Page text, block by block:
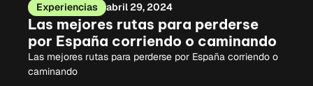
Experiencias abril 29, 2024
Las mejores rutas para perderse
por España corriendo o caminando
Las mejores rutas para perderse por España corriendo o
caminando